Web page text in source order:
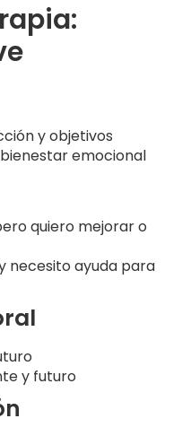
y objetivos
emocional
quiero mejorar o
necesito ayuda para
y futuro